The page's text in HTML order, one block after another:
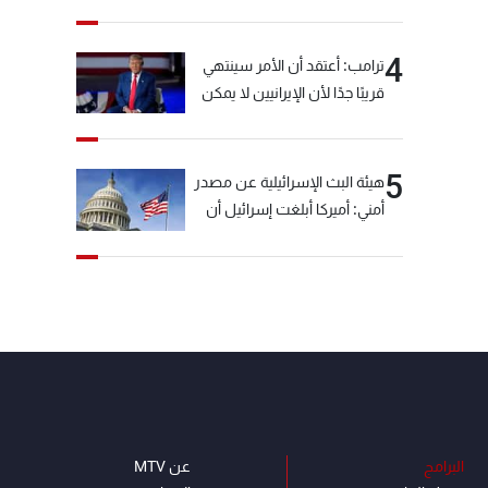
4ترامب: أعتقد أن الأمر سينتهي
قريبًا جدًا لأن الإيرانيين لا يمكن
5هيئة البث الإسرائيلية عن مصدر
أمني: أميركا أبلغت إسرائيل أن
البرامج
عن MTV